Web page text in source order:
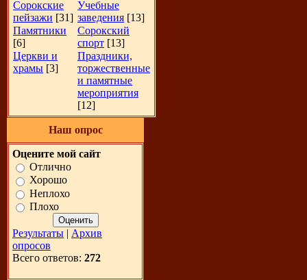
Сорокские
пейзажи [31]
Учебные
заведения [13]
Памятники
[6]
Сорокский
спорт [13]
Церкви и
храмы [3]
Праздники,
торжественные
и памятные
мероприятия
[12]
Наш опрос
Оцените мой сайт
Отлично
Хорошо
Неплохо
Плохо
Результаты | Архив
опросов
Всего ответов: 272